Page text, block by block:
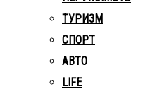
ТУРИЗМ
СПОРТ
АВТО
LIFE